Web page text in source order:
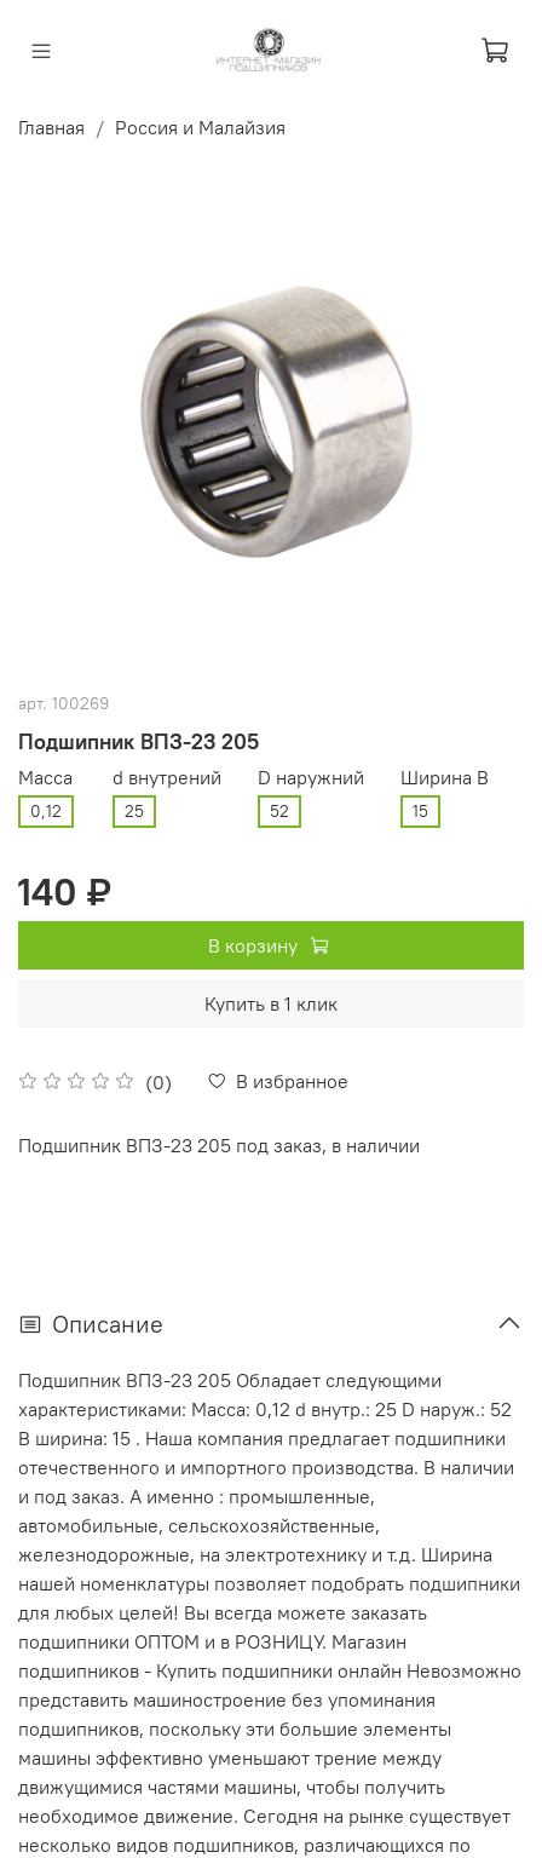
Главная Россия и Малайзия
арт. 100269
Подшипник ВПЗ-23 205
(0) В избранное
Масса
0,12
d внутрений
25
D наружний
52
Ширина В
15
140 ₽
В корзину
Купить в 1 клик
Подшипник ВПЗ-23 205 под заказ, в наличии
Описание
Подшипник ВПЗ-23 205 Обладает следующими
характеристиками: Масса: 0,12 d внутр.: 25 D наруж.: 52
В ширина: 15 . Наша компания предлагает подшипники
отечественного и импортного производства. В наличии
и под заказ. А именно : промышленные,
автомобильные, сельскохозяйственные,
железнодорожные, на электротехнику и т.д. Ширина
нашей номенклатуры позволяет подобрать подшипники
для любых целей! Вы всегда можете заказать
подшипники ОПТОМ и в РОЗНИЦУ. Магазин
подшипников - Купить подшипники онлайн Невозможно
представить машиностроение без упоминания
подшипников, поскольку эти большие элементы
машины эффективно уменьшают трение между
движущимися частями машины, чтобы получить
необходимое движение. Сегодня на рынке существует
несколько видов подшипников, различающихся по